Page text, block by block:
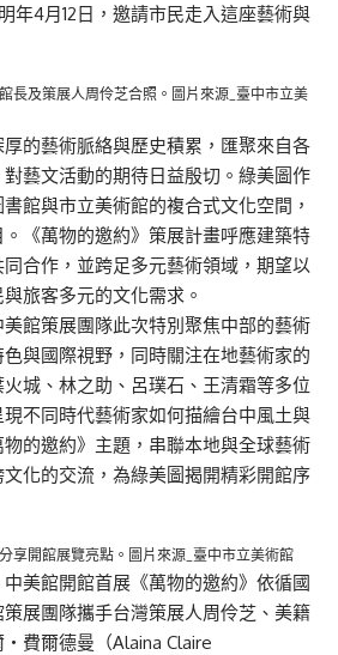
年4月12日，邀請市民走入這座藝術與
長及策展人周伶芝合照。圖片來源_臺中市立美
的藝術脈絡與歷史積累，匯聚來自各
藝文活動的期待日益殷切。綠美圖作
館與市立美術館的複合式文化空間，
《萬物的邀約》策展計畫呼應建築特
合作，並跨足多元藝術領域，期望以
旅客多元的文化需求。
館策展團隊此次特別聚焦中部的藝術
與國際視野，同時關注在地藝術家的
城、林之助、呂璞石、王清霜等多位
不同時代藝術家如何描繪台中風土與
的邀約》主題，串聯本地與全球藝術
化的交流，為綠美圖揭開精彩開館序
享開館展覽亮點。圖片來源_臺中市立美術館
美館開館首展《萬物的邀約》依循國
展團隊攜手台灣策展人周伶芝、美籍
費爾德曼（Alaina Claire